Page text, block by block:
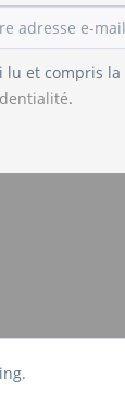
lu et compris la
.